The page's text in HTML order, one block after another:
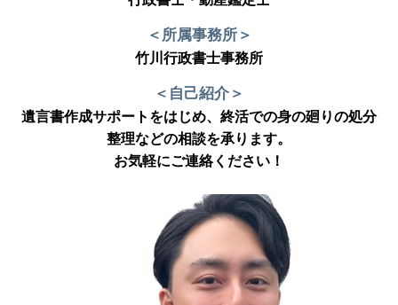
＜所属事務所＞
竹川行政書士事務所
＜自己紹介＞
遺言書作成サポートをはじめ、終活での身の廻りの処分
整理などの相談を承ります。
お気軽にご連絡ください！